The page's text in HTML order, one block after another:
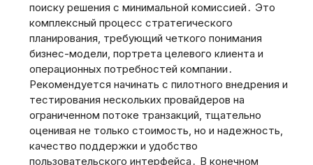
поиску решения с минимальной комиссией․ Это
комплексный процесс стратегического
планирования, требующий четкого понимания
бизнес-модели, портрета целевого клиента и
операционных потребностей компании․
Рекомендуется начинать с пилотного внедрения и
тестирования нескольких провайдеров на
ограниченном потоке транзакций, тщательно
оценивая не только стоимость, но и надежность,
качество поддержки и удобство
пользовательского интерфейса․ В конечном